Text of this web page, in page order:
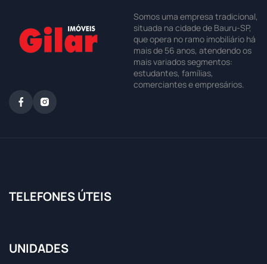
Somos uma empresa tradicional,
situada na cidade de Bauru-SP,
que opera no ramo imobiliário há
mais de 56 anos, atendendo os
mais variados segmentos:
estudantes, famílias,
comerciantes e empresários.
TELEFONES ÚTEIS
UNIDADES